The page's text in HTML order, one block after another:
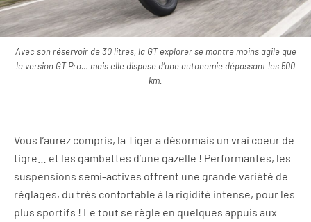
Avec son réservoir de 30 litres, la GT explorer se montre moins agile que
la version GT Pro… mais elle dispose d’une autonomie dépassant les 500
km.
Vous l’aurez compris, la Tiger a désormais un vrai coeur de
tigre… et les gambettes d’une gazelle ! Performantes, les
suspensions semi-actives offrent une grande variété de
réglages, du très confortable à la rigidité intense, pour les
plus sportifs ! Le tout se règle en quelques appuis aux